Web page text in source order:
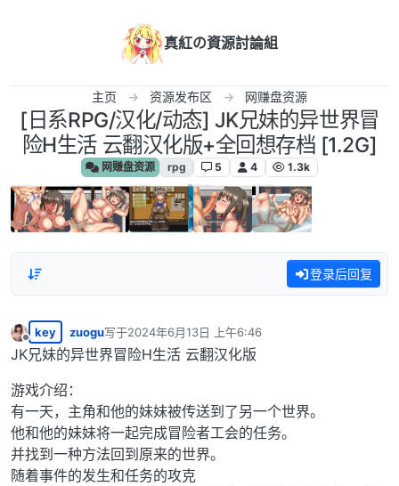
真紅の資源討論組
主页 资源发布区 网赚盘资源
[日系RPG/汉化/动态] JK兄妹的异世界冒
险H生活 云翻汉化版+全回想存档 [1.2G]
网赚盘资源 rpg 5 4 1.3k
登录后回复
离线
key zuogu写于2024年6月13日 上午6:46
最后由 编辑
JK兄妹的异世界冒险H生活 云翻汉化版
游戏介绍：
有一天，主角和他的妹妹被传送到了另一个世界。
他和他的妹妹将一起完成冒险者工会的任务。
并找到一种方法回到原来的世界。
随着事件的发生和任务的攻克